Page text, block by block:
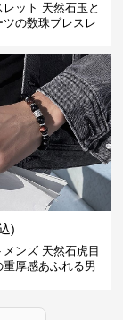
レット 天然石玉と
の数珠ブレスレ
)
ンズ 天然石虎目
厚感あふれる男